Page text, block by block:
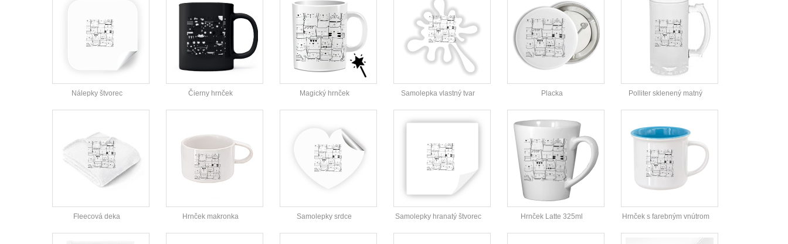
Nálepky štvorec Čierny hrnček Magický hrnček Samolepka vlastný tvar Placka Polliter sklenený matný
Fleecová deka Hrnček makronka Samolepky srdce Samolepky hranatý štvorec Hrnček Latte 325ml Hrnček s farebným vnútrom